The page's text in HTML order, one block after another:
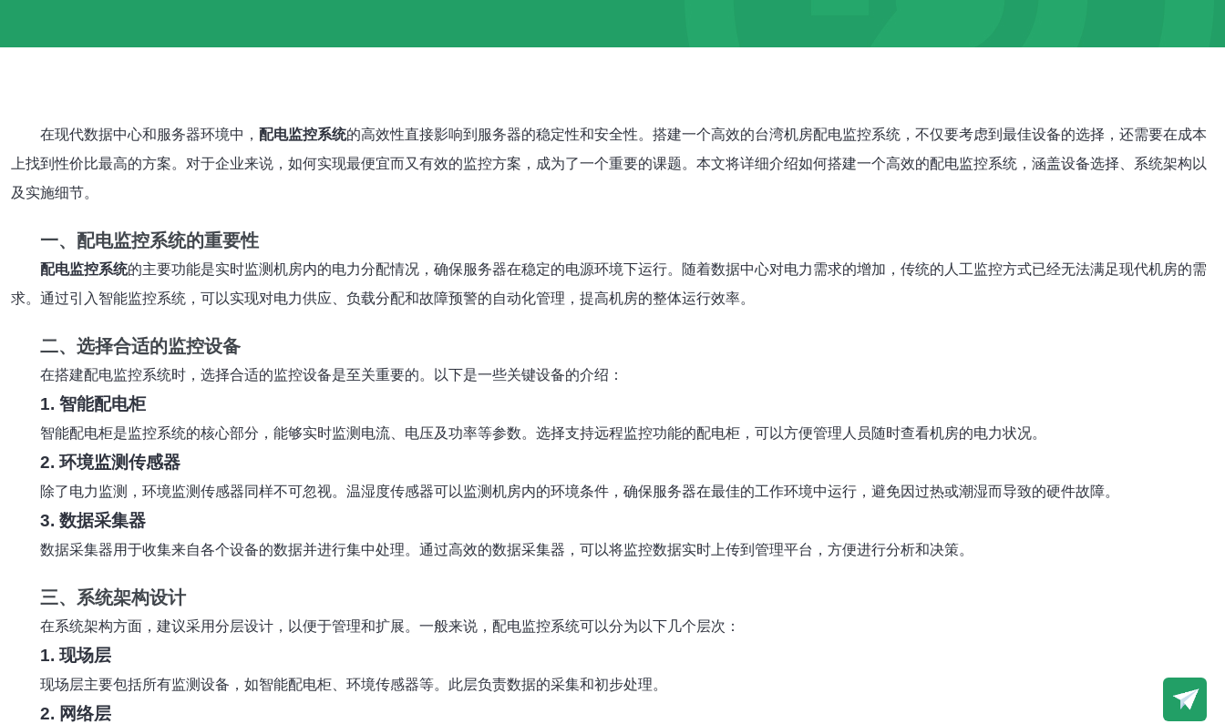
在现代数据中心和服务器环境中， 配电监控系统的高效性直接影响到服务器的稳定性和安全性。搭建一个高效的台湾机房配电监控系统，不仅要考虑到最佳设备的选择，还需要在成本
上找到性价比最高的方案。对于企业来说，如何实现最便宜而又有效的监控方案，成为了一个重要的课题。本文将详细介绍如何搭建一个高效的配电监控系统，涵盖设备选择、系统架构以
及实施细节。
一、配电监控系统的重要性
配电监控系统的主要功能是实时监测机房内的电力分配情况，确保服务器在稳定的电源环境下运行。随着数据中心对电力需求的增加，传统的人工监控方式已经无法满足现代机房的需
求。通过引入智能监控系统，可以实现对电力供应、负载分配和故障预警的自动化管理，提高机房的整体运行效率。
二、选择合适的监控设备
在搭建配电监控系统时，选择合适的监控设备是至关重要的。以下是一些关键设备的介绍：
1. 智能配电柜
智能配电柜是监控系统的核心部分，能够实时监测电流、电压及功率等参数。选择支持远程监控功能的配电柜，可以方便管理人员随时查看机房的电力状况。
2. 环境监测传感器
除了电力监测，环境监测传感器同样不可忽视。温湿度传感器可以监测机房内的环境条件，确保服务器在最佳的工作环境中运行，避免因过热或潮湿而导致的硬件故障。
3. 数据采集器
数据采集器用于收集来自各个设备的数据并进行集中处理。通过高效的数据采集器，可以将监控数据实时上传到管理平台，方便进行分析和决策。
三、系统架构设计
在系统架构方面，建议采用分层设计，以便于管理和扩展。一般来说，配电监控系统可以分为以下几个层次：
1. 现场层
现场层主要包括所有监测设备，如智能配电柜、环境传感器等。此层负责数据的采集和初步处理。
2. 网络层